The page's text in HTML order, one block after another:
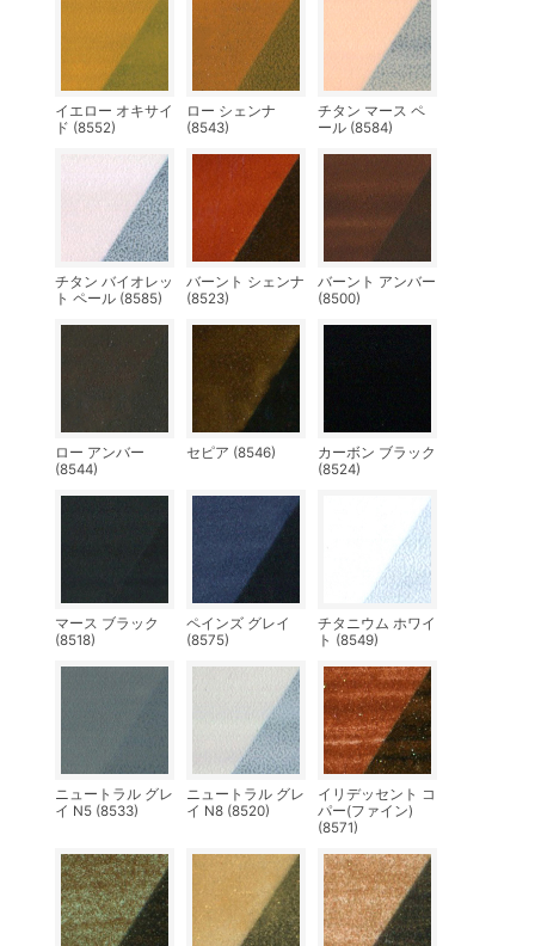
イエロー オキサイ
ド (8552)
ロー シェンナ
(8543)
チタン マース ペ
ール (8584)
チタン バイオレッ
ト ペール (8585)
バーント シェンナ
(8523)
バーント アンバー
(8500)
ロー アンバー
(8544)
セピア (8546)
カーボン ブラック
(8524)
マース ブラック
(8518)
ペインズ グレイ
(8575)
チタニウム ホワイ
ト (8549)
ニュートラル グレ
イ N5 (8533)
ニュートラル グレ
イ N8 (8520)
イリデッセント コ
パー(ファイン)
(8571)